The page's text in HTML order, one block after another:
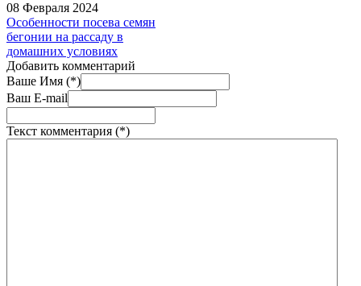
08 Февраля 2024
Особенности посева семян
бегонии на рассаду в
домашних условиях
Добавить комментарий
Ваше Имя (*)
Ваш E-mail
Текст комментария (*)